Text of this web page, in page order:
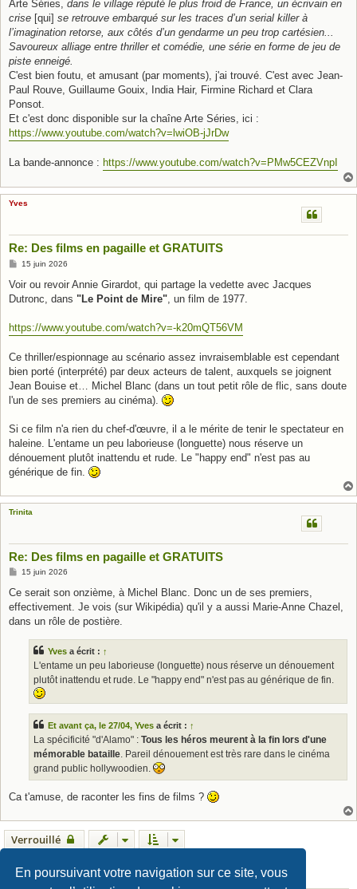
En poursuivant votre navigation sur ce site, vous
Arte Séries, dans le village réputé le plus froid de France, un écrivain en
crise [qui] se retrouve embarqué sur les traces d’un serial killer à
l’imagination retorse, aux côtés d’un gendarme un peu trop cartésien...
Savoureux alliage entre thriller et comédie, une série en forme de jeu de
piste enneigé.
C'est bien foutu, et amusant (par moments), j'ai trouvé. C'est avec Jean-
Paul Rouve, Guillaume Gouix, India Hair, Firmine Richard et Clara
Ponsot.
Et c'est donc disponible sur la chaîne Arte Séries, ici :
https://www.youtube.com/watch?v=lwiOB-jJrDw
La bande-annonce : https://www.youtube.com/watch?v=PMw5CEZVnpI
Yves
Re: Des films en pagaille et GRATUITS
M
s
a
15 juin 2026
Voir ou revoir Annie Girardot, qui partage la vedette avec Jacques
Dutronc, dans "Le Point de Mire" , un film de 1977.
https://www.youtube.com/watch?v=-k20mQT56VM
Ce thriller/espionnage au scénario assez invraisemblable est cependant
bien porté (interprété) par deux acteurs de talent, auxquels se joignent
Jean Bouise et… Michel Blanc (dans un tout petit rôle de flic, sans doute
l'un de ses premiers au cinéma).
Si ce film n'a rien du chef-d'œuvre, il a le mérite de tenir le spectateur en
haleine. L'entame un peu laborieuse (longuette) nous réserve un
dénouement plutôt inattendu et rude. Le "happy end" n'est pas au
générique de fin.
Trinita
Re: Des films en pagaille et GRATUITS
M
s
a
g
15 juin 2026
Ce serait son onzième, à Michel Blanc. Donc un de ses premiers,
effectivement. Je vois (sur Wikipédia) qu'il y a aussi Marie-Anne Chazel,
dans un rôle de postière.
Yves a écrit : ↑
L'entame un peu laborieuse (longuette) nous réserve un dénouement
plutôt inattendu et rude. Le "happy end" n'est pas au générique de fin.
Et avant ça, le 27/04, Yves a écrit : ↑
La spécificité "d'Alamo" : Tous les héros meurent à la fin lors d'une
mémorable bataille. Pareil dénouement est très rare dans le cinéma
grand public hollywoodien.
Ca t'amuse, de raconter les fins de films ?
Verrouillé
Précédent
1 2 3 4 6 Suivant